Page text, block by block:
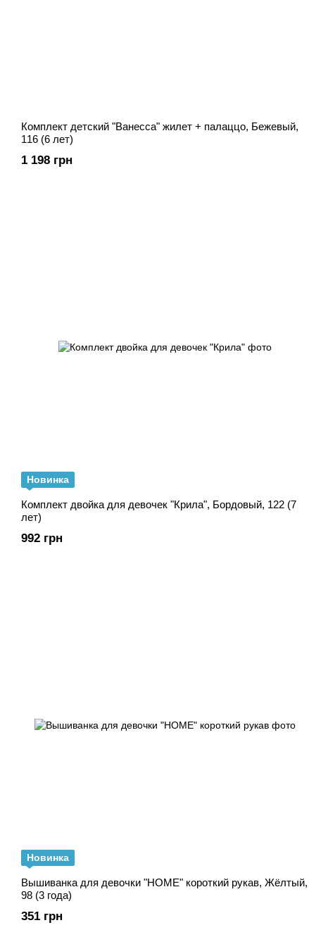
Комплект детский "Ванесса" жилет + палаццо, Бежевый,
116 (6 лет)
1 198 грн
Новинка
Комплект двойка для девочек "Крила", Бордовый, 122 (7
лет)
992 грн
Новинка
Вышиванка для девочки "HOME" короткий рукав, Жёлтый,
98 (3 года)
351 грн